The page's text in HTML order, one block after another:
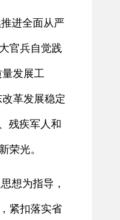
进全面从严
官兵自觉践
发展工
革发展稳定
残疾军人和
荣光。
想为指导，
紧扣落实省